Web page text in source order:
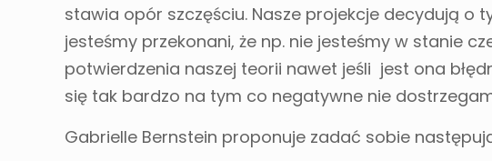
stawia opór szczęściu. Nasze projekcje decydują o
jesteśmy przekonani, że np. nie jesteśmy w stanie
potwierdzenia naszej teorii nawet jeśli jest ona
się tak bardzo na tym co negatywne nie
Gabrielle Bernstein proponuje zadać sobie